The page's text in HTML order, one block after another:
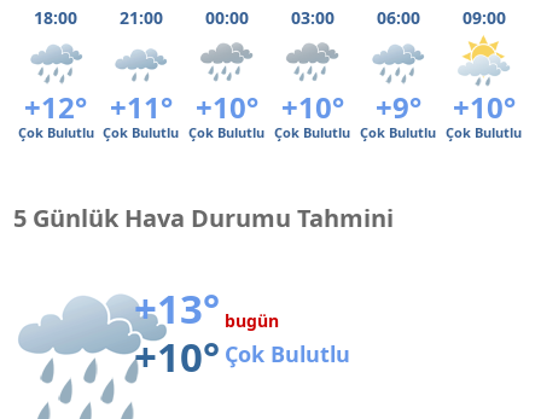
18:00 21:00 00:00 03:00 06:00 09:00
+12° +11° +10° +10° +9° +10°
Çok Bulutlu Çok Bulutlu Çok Bulutlu Çok Bulutlu Çok Bulutlu Çok Bulutlu
5 Günlük Hava Durumu Tahmini
+13°
+10°
bugün
Çok Bulutlu